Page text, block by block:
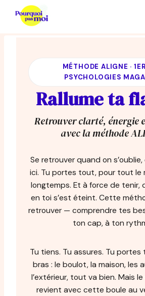
MÉTHODE ALIGNE ·
PSYCHOLOGIES
Rallume ta
Retrouver clarté, énergie
avec la méthode
Se retrouver quand on
ici. Tu portes tout, pour tout le
longtemps. Et à force de tenir,
en toi s’est éteint. Cette
retrouver — comprendre tes
ton cap, à ton
Tu tiens. Tu assures. Tu
bras : le boulot, la maison, les
l’extérieur, tout va bien. Mais
revient avec cette boule au